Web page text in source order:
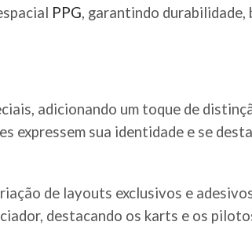
PPG, garantindo durabilidade,
adicionando um toque de
expressem sua identidade e se
de layouts exclusivos e
destacando os karts e os